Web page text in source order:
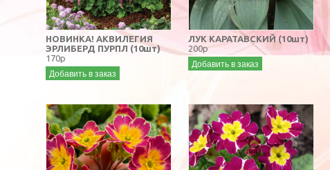
НОВИНКА! АКВИЛЕГИЯ
ЭРЛИБЕРД ПУРПЛ (10шт)
170р
Добавить в заказ
ЛУК КАРАТАВСКИЙ (10шт)
200р
Добавить в заказ